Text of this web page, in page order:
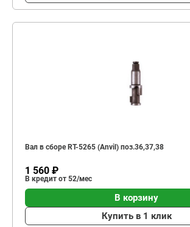
Вал в сборе RT-5265 (Anvil) поз.36,37,38
1 560 ₽
В кредит от 52/мес
В корзину
Купить в 1 клик